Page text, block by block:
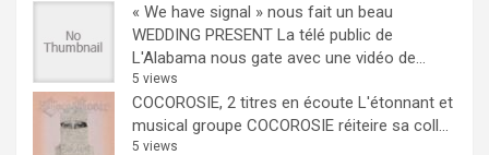
« We have signal » nous fait un beau
WEDDING PRESENT La télé public de
L'Alabama nous gate avec une vidéo de...
5 views
COCOROSIE, 2 titres en écoute L'étonnant et
musical groupe COCOROSIE réiteire sa coll...
5 views